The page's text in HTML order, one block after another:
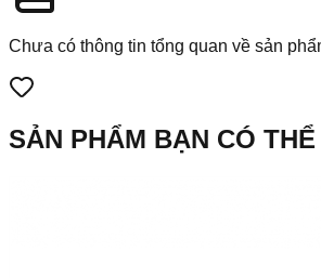
Chưa có thông tin tổng quan về sản
SẢN PHẨM BẠN CÓ